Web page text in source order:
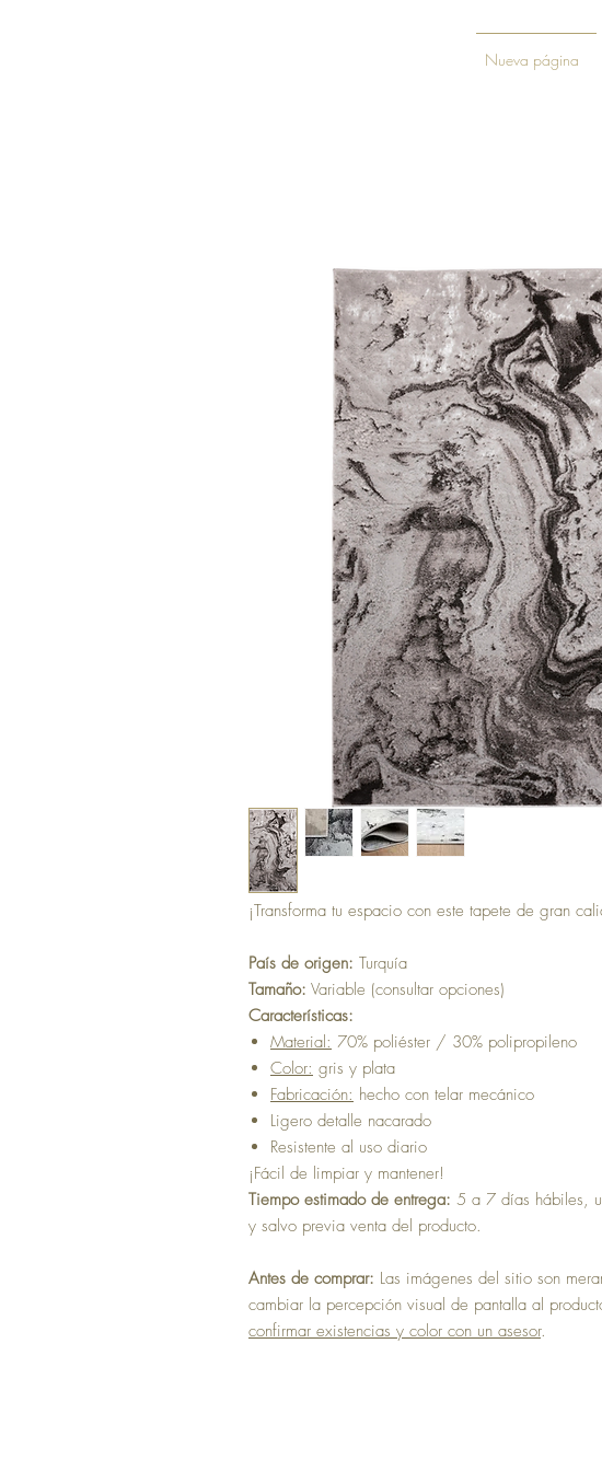
Nueva página
¡Transforma tu espacio con este tapete de gran
País de origen: Turquía
Tamaño: Variable (consultar opciones)
Características:
Material: 70% poliéster / 30% polipropileno
Color: gris y plata
Fabricación: hecho con telar mecánico
Ligero detalle nacarado
Resistente al uso diario
¡Fácil de limpiar y mantener!
Tiempo estimado de entrega: 5 a 7 días hábiles,
y salvo previa venta del producto.
Antes de comprar: Las imágenes del sitio son
cambiar la percepción visual de pantalla al
confirmar existencias y color con un asesor.